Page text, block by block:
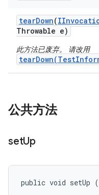
tearDown(
Throwable e)
此方法已废弃。 请改用
公共方法
setUp
public void setUp (